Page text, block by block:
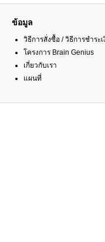
ข้อมูล
วิธีการสั่งซื้อ / วิธีการชำระเ
โครงการ Brain Genius
เกี่ยวกับเรา
แผนที่